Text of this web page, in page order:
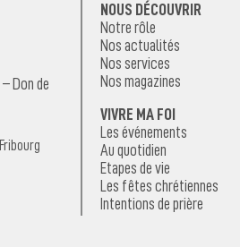
Don de
NOUS DÉCOUVRIR
Notre rôle
Nos actualités
Nos services
Nos magazines
VIVRE MA FOI
Les événements
Au quotidien
Etapes de vie
Les fêtes chrétiennes
Intentions de prière